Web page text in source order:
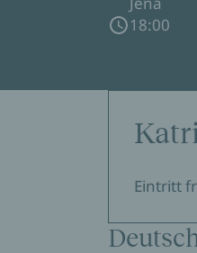
18:00
Eintritt